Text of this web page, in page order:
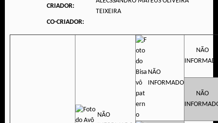
CRIADOR:
TEIXEIRA
CO-CRIADOR:
NÃO
NÃO
INFORMADO
NÃO
NÃO